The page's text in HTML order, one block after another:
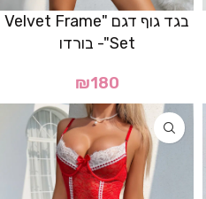
בגד גוף דגם "Velvet Frame
Set"- בורדו
₪180